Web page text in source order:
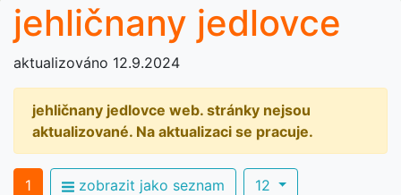
jehličnany jedlovce
aktualizováno 12.9.2024
jehličnany jedlovce web. stránky nejsou
aktualizované. Na aktualizaci se pracuje.
1 zobrazit jako seznam 12